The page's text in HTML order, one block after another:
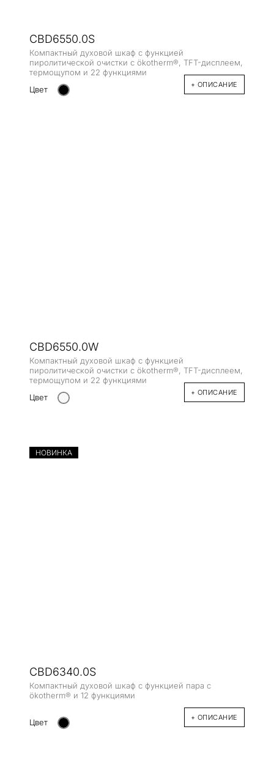
CBD6550.0S
Компактный духовой шкаф с функцией
пиролитической очистки с ökotherm®, TFT-дисплеем,
термощупом и 22 функциями
Цвет
+ ОПИСАНИЕ
CBD6550.0W
Компактный духовой шкаф с функцией
пиролитической очистки с ökotherm®, TFT-дисплеем,
термощупом и 22 функциями
Цвет
+ ОПИСАНИЕ
НОВИНКА
CBD6340.0S
Компактный духовой шкаф с функцией пара с
ökotherm® и 12 функциями
Цвет + ОПИСАНИЕ